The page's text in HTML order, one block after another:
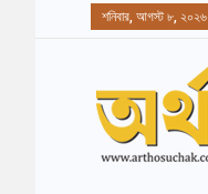
শনিবার, আগস্ট ৮, ২০২৬